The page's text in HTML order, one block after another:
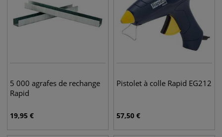
5 000 agrafes de rechange
Rapid
19,95 €
Pistolet à colle Rapid EG212
57,50 €